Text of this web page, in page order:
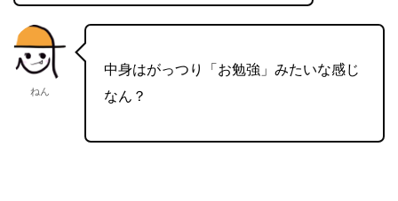
ねん
中身はがっつり「お勉強」みたいな感じ
なん？